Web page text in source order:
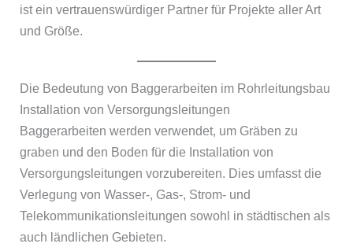
ist ein vertrauenswürdiger Partner für Projekte aller Art
und Größe.
Die Bedeutung von Baggerarbeiten im Rohrleitungsbau
Installation von Versorgungsleitungen
Baggerarbeiten werden verwendet, um Gräben zu
graben und den Boden für die Installation von
Versorgungsleitungen vorzubereiten. Dies umfasst die
Verlegung von Wasser-, Gas-, Strom- und
Telekommunikationsleitungen sowohl in städtischen als
auch ländlichen Gebieten.